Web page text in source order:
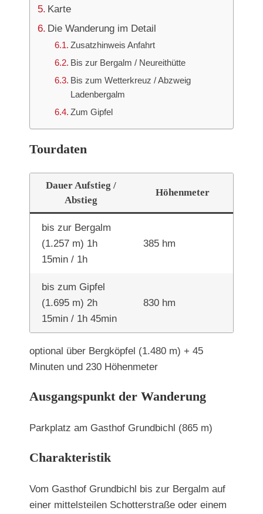
Karte
Die Wanderung im Detail
Zusatzhinweis Anfahrt
Bis zur Bergalm / Neureithütte
Bis zum Wetterkreuz / Abzweig
Ladenbergalm
Zum Gipfel
Tourdaten
Dauer Aufstieg /
Abstieg
Höhenmeter
bis zur Bergalm
(1.257 m) 1h
15min / 1h
385 hm
bis zum Gipfel
(1.695­ m) 2h
15min / 1h 45min
830 hm
optional über Bergköpfel (1.480 m) + 45
Minuten und 230 Höhenmeter
Ausgangspunkt der Wanderung
Parkplatz am Gasthof Grundbichl (865 m)
Charakteristik
Vom Gasthof Grundbichl bis zur Bergalm auf
einer mittelsteilen Schotterstraße oder einem